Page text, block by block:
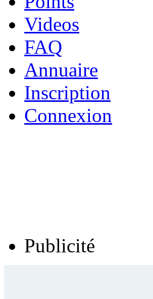
Videos
FAQ
Annuaire
Inscription
Connexion
Publicité